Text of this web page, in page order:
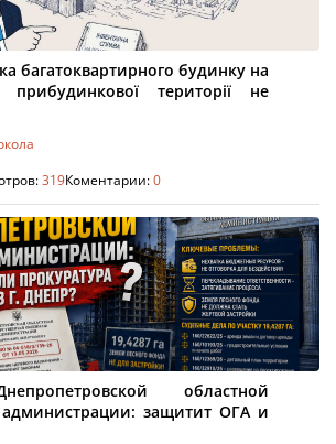
багатоквартирного будинку на
території не
319Коментарии:0
областной
администрации: защитит ОГА и